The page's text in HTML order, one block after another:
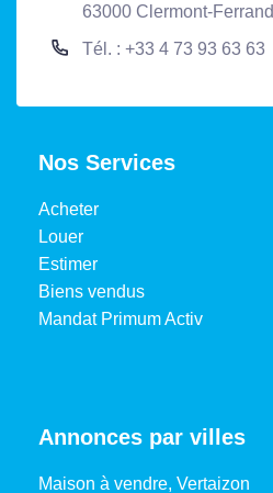
63000 Clermont-Ferrand
Tél. : +33 4 73 93 63 63
Nos Services
Acheter
Louer
Estimer
Biens vendus
Mandat Primum Activ
Annonces par villes
Maison à vendre, Vertaizon